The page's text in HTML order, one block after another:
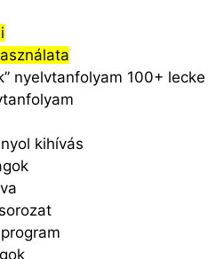
nyelvtanfolyam 100+ lecke
kihívás